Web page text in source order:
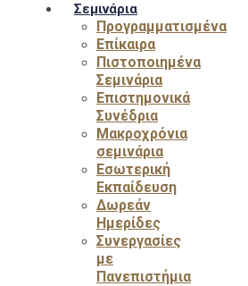
Σεμινάρια
Προγραμματισμένα
Επίκαιρα
Πιστοποιημένα
Σεμινάρια
Επιστημονικά
Συνέδρια
Μακροχρόνια
σεμινάρια
Εσωτερική
Εκπαίδευση
Δωρεάν
Ημερίδες
Συνεργασίες
με
Πανεπιστήμια